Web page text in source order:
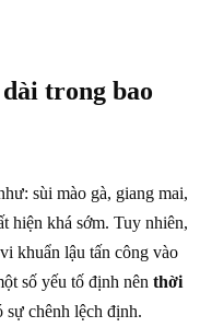
trong bao
sùi mào gà, giang mai,
hiện khá sớm. Tuy nhiên,
khuẩn lậu tấn công vào
số yếu tố định nên thời
sự chênh lệch định.